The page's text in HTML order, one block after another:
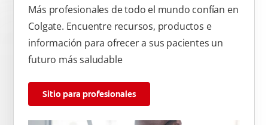
Más profesionales de todo el mundo confían en
Colgate. Encuentre recursos, productos e
información para ofrecer a sus pacientes un
futuro más saludable
Sitio para profesionales